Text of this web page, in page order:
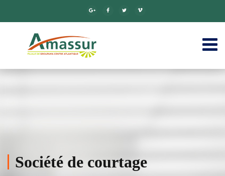
Société de courtage